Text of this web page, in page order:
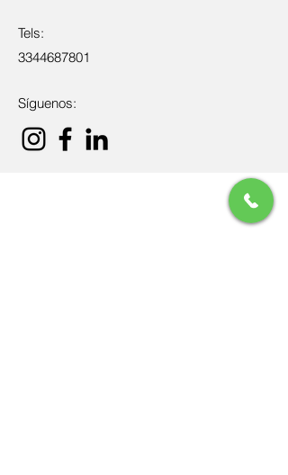
Tels:
3344687801
Síguenos: